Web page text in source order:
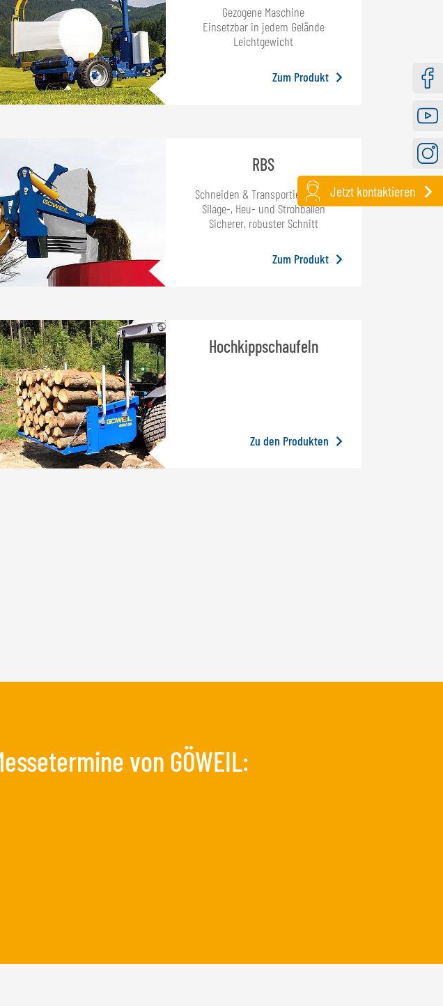
Gezogene Maschine
Einsetzbar in jedem Gelände
Leichtgewicht
Zum Produkt
RBS
Schneiden & Transportieren von
Silage-, Heu- und Strohballen
Sicherer, robuster Schnitt
Zum Produkt
Hochkippschaufeln
Zu den Produkten
von GÖWEIL:
Jetzt kontaktieren